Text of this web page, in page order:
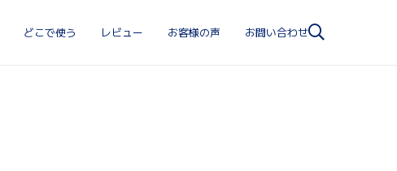
どこで使う レビュー お客様の声 お問い合わせ